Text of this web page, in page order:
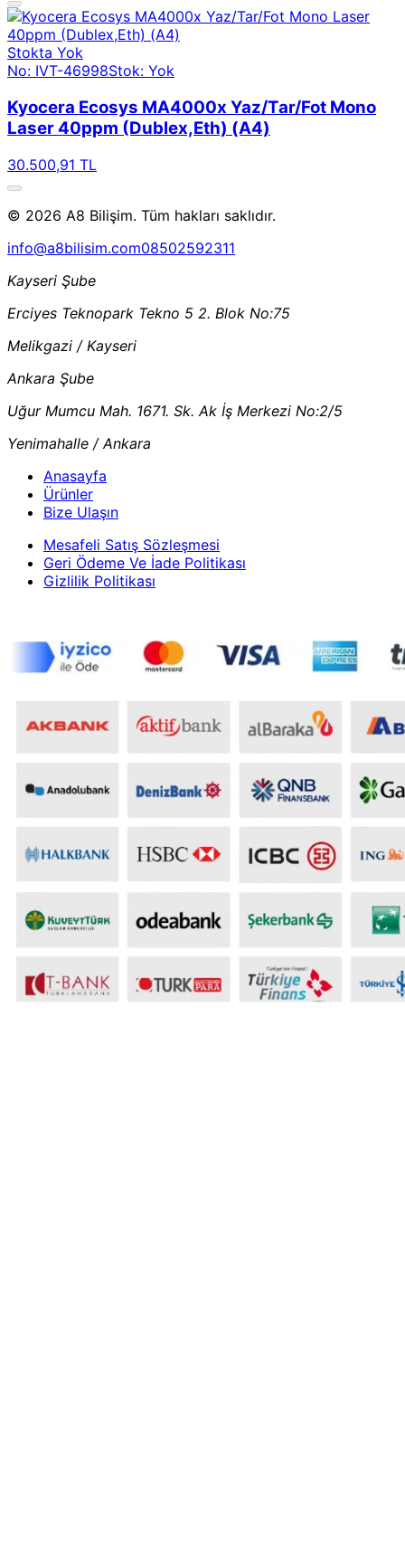
Stokta Yok
No: IVT-46998Stok: Yok
Kyocera Ecosys MA4000x Yaz/Tar/Fot Mono
Laser 40ppm (Dublex,Eth) (A4)
30.500,91 TL
© 2026 A8 Bilişim. Tüm hakları saklıdır.
info@a8bilisim.com08502592311
Kayseri Şube
Erciyes Teknopark Tekno 5 2. Blok No:75
Melikgazi / Kayseri
Ankara Şube
Uğur Mumcu Mah. 1671. Sk. Ak İş Merkezi No:2/5
Yenimahalle / Ankara
Anasayfa
Ürünler
Bize Ulaşın
Mesafeli Satış Sözleşmesi
Geri Ödeme Ve İade Politikası
Gizlilik Politikası